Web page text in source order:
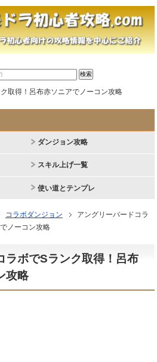
取得！呂布赤ソニアでノーコン攻略
ダンジョン攻略
スキル上げ一覧
使い道とテンプレ
コラボダンジョン
アングリーバードコラ
ノーコン攻略
ラボでSランク取得！呂布
攻略